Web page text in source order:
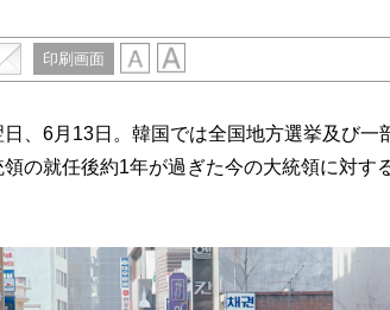
印刷画面
、6月13日。韓国では全国地方選挙及び一
の就任後約1年が過ぎた今の大統領に対す